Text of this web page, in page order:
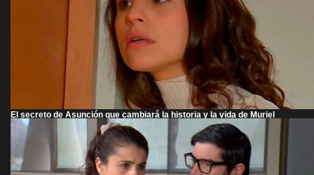
El secreto de Asunción que cambiará la historia y la vida de Muriel